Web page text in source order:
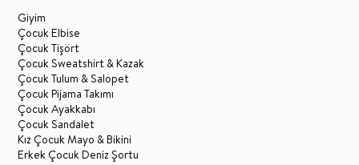
Giyim
Çocuk Elbise
Çocuk Tişört
Çocuk Sweatshirt & Kazak
Çocuk Tulum & Salopet
Çocuk Pijama Takımı
Çocuk Ayakkabı
Çocuk Sandalet
Kız Çocuk Mayo & Bikini
Erkek Çocuk Deniz Şortu